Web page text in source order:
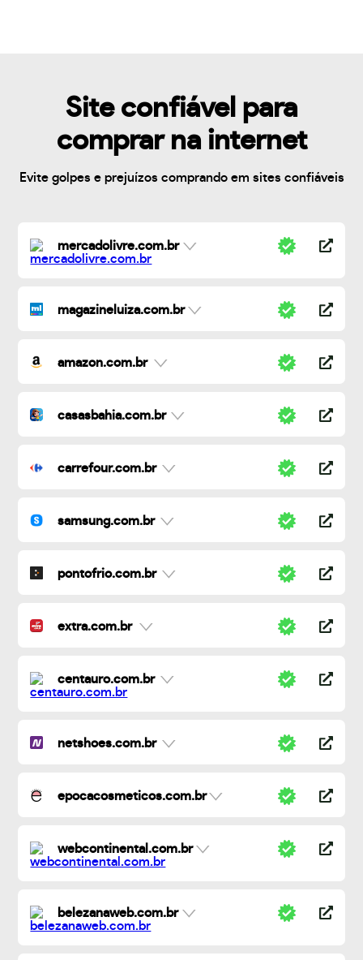
Site confiável para
comprar na internet
Evite golpes e prejuízos comprando em sites confiáveis
mercadolivre.com.br
magazineluiza.com.br
amazon.com.br
casasbahia.com.br
carrefour.com.br
samsung.com.br
pontofrio.com.br
extra.com.br
centauro.com.br
netshoes.com.br
epocacosmeticos.com.br
webcontinental.com.br
belezanaweb.com.br